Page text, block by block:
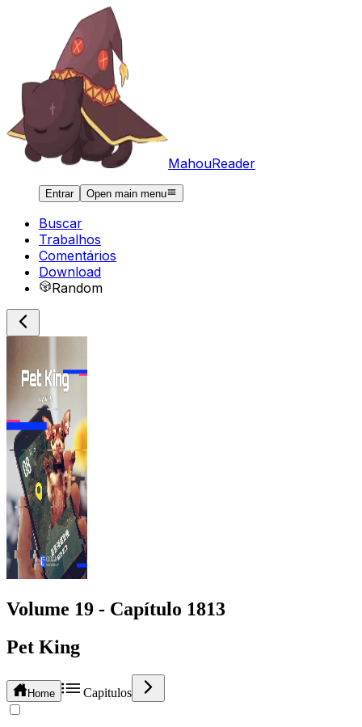
MahouReader
Entrar Open main menu
Buscar
Trabalhos
Comentários
Download
Random
Volume 19 - Capítulo 1813
Pet King
Home Capitulos